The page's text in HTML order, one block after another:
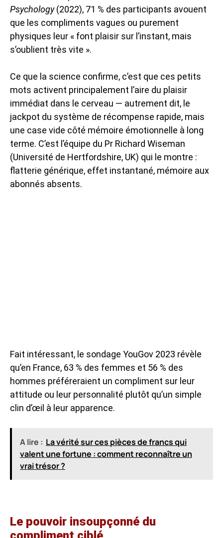
Psychology(2022), 71 % des participants avouent
que les compliments vagues ou purement
physiques leur « font plaisir sur l’instant, mais
s’oublient très vite ».
Ce que la science confirme, c’est que ces petits
mots activent principalement l’aire du plaisir
immédiat dans le cerveau — autrement dit, le
jackpot du système de récompense rapide, mais
une case vide côté mémoire émotionnelle à long
terme. C’est l’équipe du Pr Richard Wiseman
(Université de Hertfordshire, UK) qui le montre :
flatterie générique, effet instantané, mémoire aux
abonnés absents.
Fait intéressant, le sondage YouGov 2023 révèle
qu’en France, 63 % des femmes et 56 % des
hommes préféreraient un compliment sur leur
attitude ou leur personnalité plutôt qu’un simple
clin d’œil à leur apparence.
A lire : La vérité sur ces pièces de francs qui
valent une fortune : comment reconnaître un
vrai trésor ?
Le pouvoir insoupçonné du